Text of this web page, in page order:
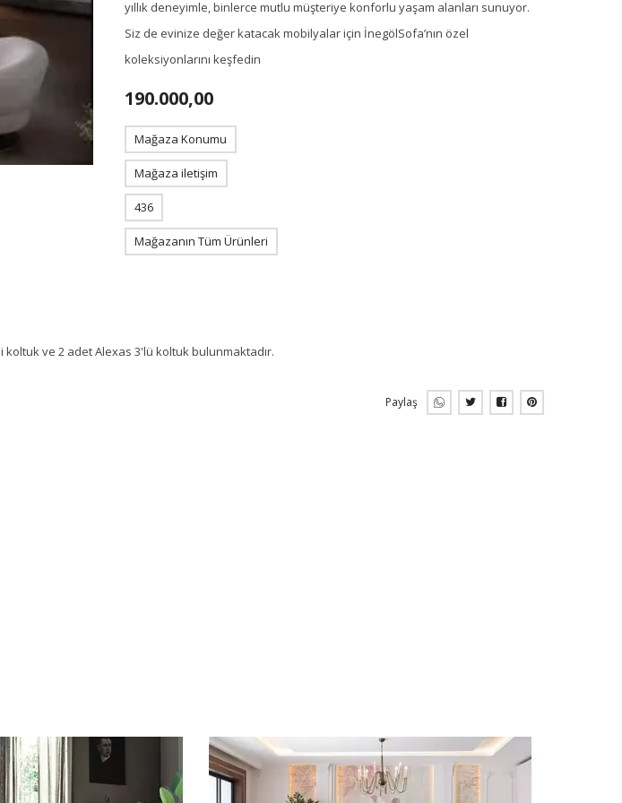
yıllık deneyimle, binlerce mutlu müşteriye konforlu yaşam alanları sunuyor.
Siz de evinize değer katacak mobilyalar için İnegölSofa’nın özel
koleksiyonlarını keşfedin
190.000,00
Mağaza Konumu
Mağaza iletişim
436
Mağazanın Tüm Ürünleri
koltuk ve 2 adet Alexas 3'lü koltuk bulunmaktadır.
Paylaş